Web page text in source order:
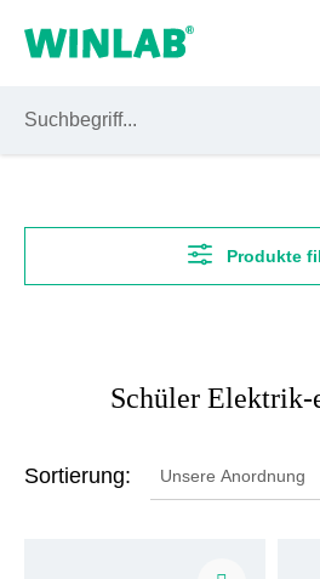
Produkte
Schüler
Sortierung: